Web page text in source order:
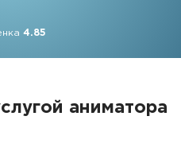
4.85
аниматора